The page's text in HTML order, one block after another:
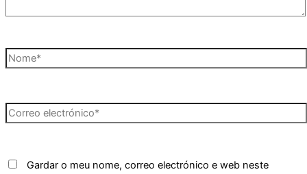
Nome*
Correo
electrónico*
Gardar o meu nome, correo electrónico e web neste